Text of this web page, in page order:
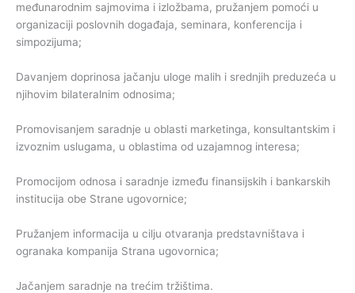
međunarodnim sajmovima i izložbama, pružanjem pomoći u
organizaciji poslovnih događaja, seminara, konferencija i
simpozijuma;
Davanjem doprinosa jačanju uloge malih i srednjih preduzeća u
njihovim bilateralnim odnosima;
Promovisanjem saradnje u oblasti marketinga, konsultantskim i
izvoznim uslugama, u oblastima od uzajamnog interesa;
Promocijom odnosa i saradnje između finansijskih i bankarskih
institucija obe Strane ugovornice;
Pružanjem informacija u cilju otvaranja predstavništava i
ogranaka kompanija Strana ugovornica;
Jačanjem saradnje na trećim tržištima.